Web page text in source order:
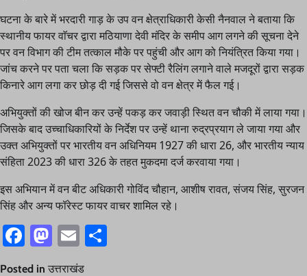
घटना के बारे में भरदारी गाड़ के उप वन क्षेत्राधिकारी केसी नैनवाल ने बताया कि
स्थानीय फायर वाॅचर द्वारा मठियाणा देवी मंदिर के समीप आग लगने की सूचना देने
पर वन विभाग की टीम तत्काल मौके पर पहुंची और आग को नियंत्रित किया गया।
जांच करने पर पता चला कि सड़क पर सेफ्टी रैलिंग लगाने वाले मजदूरों द्वारा सड़क
किनारे आग लगा कर छोड़ दी गई जिससे वो वन क्षेत्र में फैल गई।
अभियुक्तों की खोज बीन कर उन्हें पकड़ कर जवाड़ी स्थित वन चौकी में लाया गया।
जिसके बाद उच्चाधिकारियों के निर्देश पर उन्हें थाना रुद्रप्रयाग ले जाया गया और
उक्त अभियुक्तों पर भारतीय वन अधिनियम 1927 की धारा 26, और भारतीय न्याय
संहिता 2023 की धारा 326 के तहत मुकदमा दर्ज करवाया गया।
इस अभियान में वन बीट अधिकारी गोविंद चौहान, आशीष रावत, संजय सिंह, सुरजन
सिंह और अन्य फॉरेस्ट फायर वाचर शामिल रहे।
Facebook
Mastodon
Email
Posted in उत्तराखंड